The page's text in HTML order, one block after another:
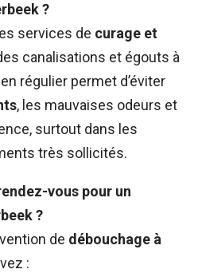
?
services de curage et
canalisations et égouts à
régulier permet d’éviter
, les mauvaises odeurs et
surtout dans les
très sollicités.
vous pour un
?
de débouchage à
: